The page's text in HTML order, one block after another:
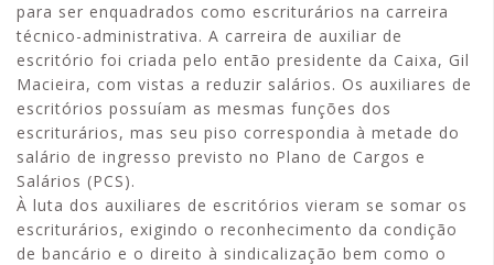
para ser enquadrados como escriturários na carreira
técnico-administrativa. A carreira de auxiliar de
escritório foi criada pelo então presidente da Caixa, Gil
Macieira, com vistas a reduzir salários. Os auxiliares de
escritórios possuíam as mesmas funções dos
escriturários, mas seu piso correspondia à metade do
salário de ingresso previsto no Plano de Cargos e
Salários (PCS).
À luta dos auxiliares de escritórios vieram se somar os
escriturários, exigindo o reconhecimento da condição
de bancário e o direito à sindicalização bem como o